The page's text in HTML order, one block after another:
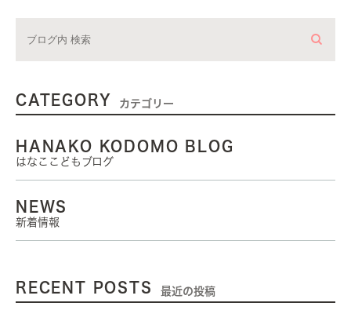
CATEGORY カテゴリー
HANAKO KODOMO BLOG
はなここどもブログ
NEWS
新着情報
RECENT POSTS 最近の投稿